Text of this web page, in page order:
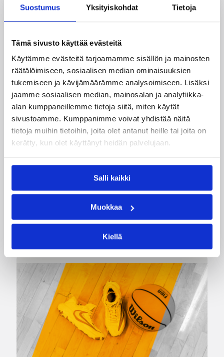
Suostumus Yksityiskohdat Tietoja
Tämä sivusto käyttää evästeitä
Käytämme evästeitä tarjoamamme sisällön ja mainosten
räätälöimiseen, sosiaalisen median ominaisuuksien
tukemiseen ja kävijämäärämme analysoimiseen. Lisäksi
jaamme sosiaalisen median, mainosalan ja analytiikka-
alan kumppaneillemme tietoja siitä, miten käytät
sivustoamme. Kumppanimme voivat yhdistää näitä
tietoja muihin tietoihin, joita olet antanut heille tai joita on
kerätty, kun olet käyttänyt heidän palvelujaan.
Salli kaikki
Muokkaa
Kiellä
Katso myös
Koripalloliitto 04.08.2026 12:00
Miljoona koria! -haaste alkaa
Haaste tarjoaa seuroille valmiin konseptin
innostaa mukaan uusia pelaajia ja syventää